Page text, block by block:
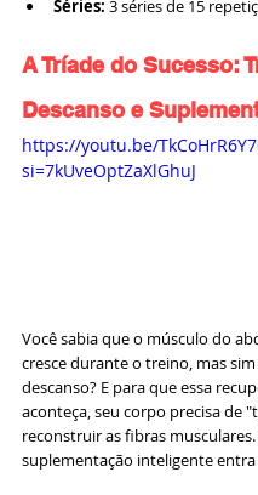
Séries: 3 séries de 15
A Tríade do Sucesso:
Descanso e
https://youtu.be/
si=7kUveOptZaXlGhuJ
Você sabia que o músculo do
cresce durante o treino, mas
descanso? E para que essa
aconteça, seu corpo precisa de
reconstruir as fibras
suplementação inteligente